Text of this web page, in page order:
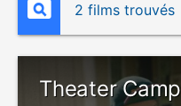
2 films trouvés
Theater Camp